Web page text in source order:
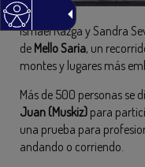
Ismael Razga y Sandra
de Mello Saria, un
montes y lugares más
Más de 500 personas se
Juan (Muskiz) para
una prueba para
andando o corriendo.